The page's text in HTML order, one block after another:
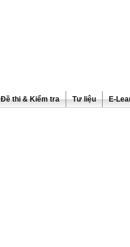
Đề thi & Kiểm tra Tư liệu E-